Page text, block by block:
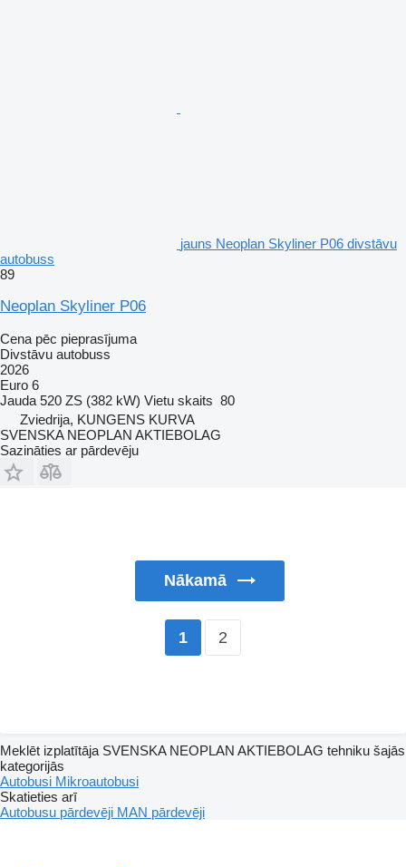
jauns Neoplan Skyliner P06 divstāvu
autobuss
89
Neoplan Skyliner P06
Cena pēc pieprasījuma
Divstāvu autobuss
2026
Euro 6
Jauda 520 ZS (382 kW) Vietu skaits 80
Zviedrija, KUNGENS KURVA
SVENSKA NEOPLAN AKTIEBOLAG
Sazināties ar pārdevēju
Nākamā
1 2
Meklēt izplatītāja SVENSKA NEOPLAN AKTIEBOLAG tehniku šajās
kategorijās
Autobusi Mikroautobusi
Skatieties arī
Autobusu pārdevēji MAN pārdevēji